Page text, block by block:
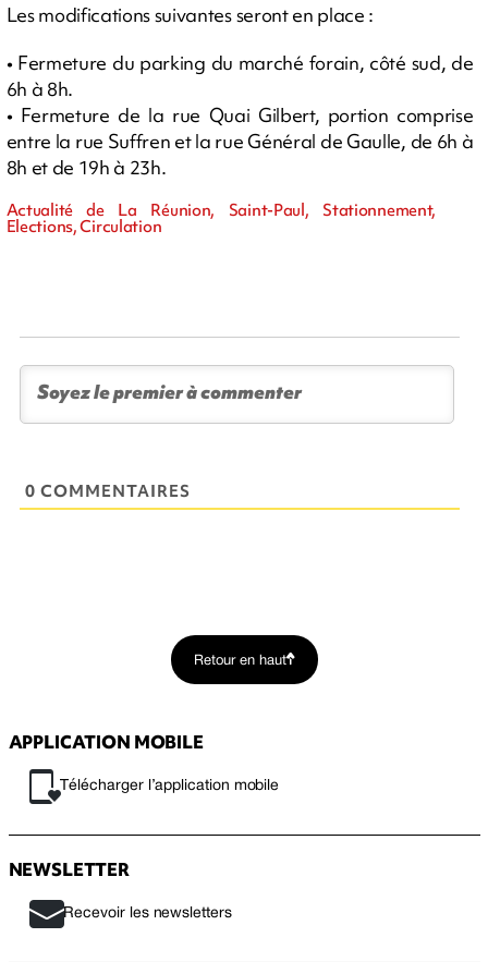
Les modifications suivantes seront en place :
• Fermeture du parking du marché forain, côté sud, de
6h à 8h.
• Fermeture de la rue Quai Gilbert, portion comprise
entre la rue Suffren et la rue Général de Gaulle, de 6h à
8h et de 19h à 23h.
Actualité de La Réunion, Saint-Paul, Stationnement,
Elections, Circulation
0 COMMENTAIRES
Retour en haut
APPLICATION MOBILE
Télécharger l’application mobile
NEWSLETTER
Recevoir les newsletters